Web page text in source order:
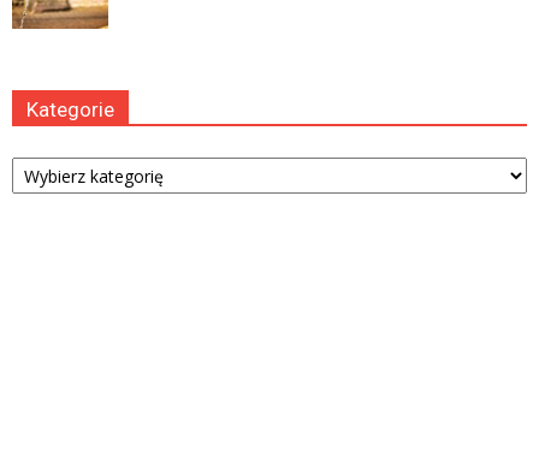
Kategorie
Kategorie